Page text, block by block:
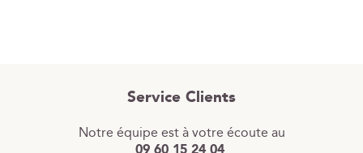
Service Clients
Notre équipe est à votre écoute au